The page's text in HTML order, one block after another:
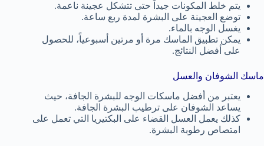
يتم خلط المكونات جيداً حتى تتشكل عجينة ناعمة.
توضع العجينة على البشرة لمدة ربع ساعة.
يغسل الوجه بالماء.
يمكن تطبيق الماسك مرة أو مرتين أسبوعياً، للحصول
على أفضل النتائج.
ماسك الشوفان والعسل
يعتبر من أفضل ماسكات الوجه للبشرة الجافة، حيث
يساعد الشوفان على ترطيب البشرة الجافة.
كذلك يعمل العسل القضاء على البكتيريا التي تعمل على
امتصاص رطوبة البشرة.